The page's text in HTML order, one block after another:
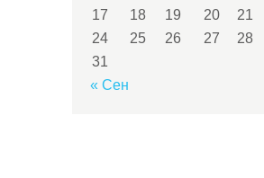
17
18 19 20 21
24
25 26 27 28
31
« Сен